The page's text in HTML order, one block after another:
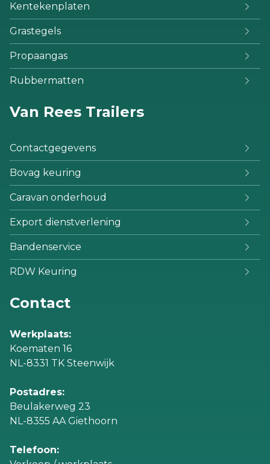
Kentekenplaten
Grastegels
Propaangas
Rubbermatten
Van Rees Trailers
Contactgegevens
Bovag keuring
Caravan onderhoud
Export dienstverlening
Bandenservice
RDW Keuring
Contact
Werkplaats:
Koematen 16
NL-8331 TK Steenwijk
Postadres:
Beulakerweg 23
NL-8355 AA Giethoorn
Telefoon: